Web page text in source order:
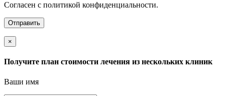
Согласен с политикой конфиденциальности.
×
Получите план стоимости лечения из нескольких клиник
Ваши имя